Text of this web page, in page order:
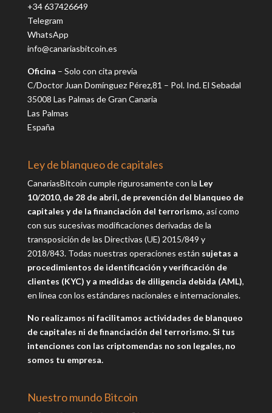
+34 637426649
Telegram
WhatsApp
info@canariasbitcoin.es
Oficina – Solo con cita previa
C/Doctor Juan Domínguez Pérez,81 – Pol. Ind. El Sebadal
35008 Las Palmas de Gran Canaria
Las Palmas
España
Ley de blanqueo de capitales
CanariasBitcoin cumple rigurosamente con la Ley
10/2010, de 28 de abril, de prevención del blanqueo de
capitales y de la financiación del terrorismo, así como
con sus sucesivas modificaciones derivadas de la
transposición de las Directivas (UE) 2015/849 y
2018/843.Todas nuestras operaciones están sujetas a
procedimientos de identificación y verificación de
clientes (KYC) y a medidas de diligencia debida (AML),
en línea con los estándares nacionales e internacionales.
No realizamos ni facilitamos actividades de blanqueo
de capitales ni de financiación del terrorismo. Si tus
intenciones con las criptomendas no son legales, no
somos tu empresa.
Nuestro mundo Bitcoin